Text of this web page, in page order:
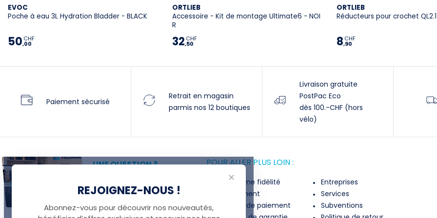
EVOC
Poche à eau 3L Hydration Bladder - BLACK
50,00
CHF
ORTLIEB
Accessoire - Kit de montage Ultimate6 - NOI
R
32,50
CHF
ORTLIEB
Réducteurs pour crochet
8,90
CHF
Paiement sécurisé
Retrait en magasin
parmis nos 12 boutiques
Livraison gratuite
PostPac Eco
dès 100.-CHF (hors
vélo)
UNE QUESTION ?
Thomas est là pour vous !
POUR ALLER PLUS LOIN :
Programme fidélité
Entreprises
Financement
Services
Flexibilité de paiement
Subventions
✕
REJOIGNEZ-NOUS !
Abonnez-vous pour découvrir nos nouveautés,